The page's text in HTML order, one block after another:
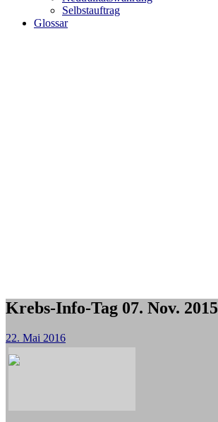
Selbstauftrag
Glossar
Krebs-Info-Tag 07. Nov. 2015
22. Mai 2016